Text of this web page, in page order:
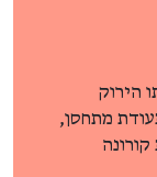
הירוק
מתחסן,